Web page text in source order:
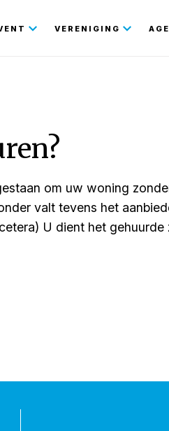
VERENIGING
om uw woning
valt tevens het
U dient het